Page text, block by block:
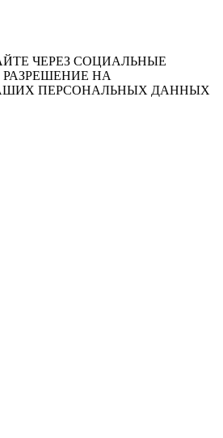
ЧЕРЕЗ СОЦИАЛЬНЫЕ
НА
ПЕРСОНАЛЬНЫХ ДАННЫХ